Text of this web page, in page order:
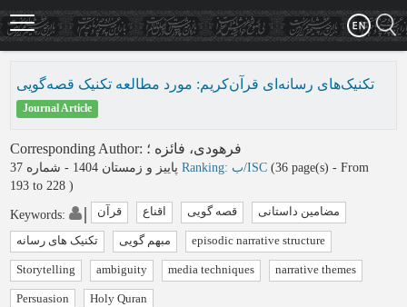
Skip
to
main
تکنیک‌های رسانه‌ای قرآن‌کریم: مورد مطالعه تکنیک قصه‌گویی
Journal Article
Corresponding Author: فرهودی، فائزه ؛
پاییز و زمستان 1404 - شماره 37 Ranking: ب/ISC (‎36 page(s) - From
193 to 228 )
Keywords: قرآن اقناع قصه گویی مضامین داستانی
تکنیک های رسانه مبهم گویی episodic narrative structure
Storytelling ambiguity media techniques narrative themes
Persuasion Holy Quran